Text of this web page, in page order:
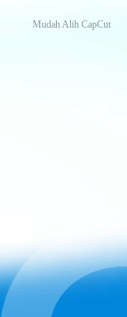
Mudah Alih CapCut